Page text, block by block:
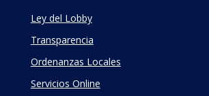
Ley del Lobby
Transparencia
Ordenanzas Locales
Servicios Online